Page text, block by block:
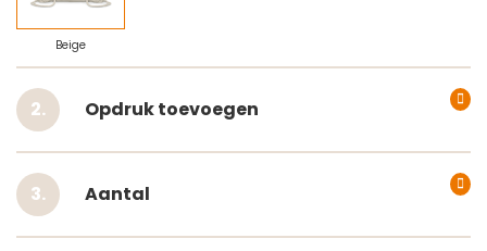
Beige
Opdruk toevoegen
Aantal